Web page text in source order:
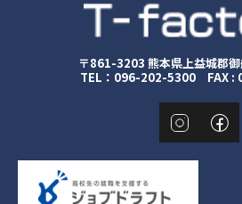
〒861-3203 熊本県上益城郡
TEL：096-202-5300 FAX :